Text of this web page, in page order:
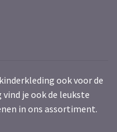
ook voor de
je ook de leukste
in ons assortiment.